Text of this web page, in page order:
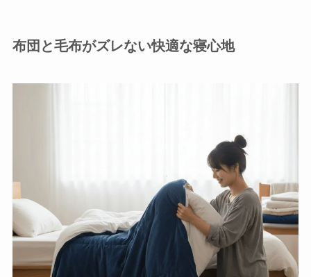
布団と毛布がズレない快適な寝心地